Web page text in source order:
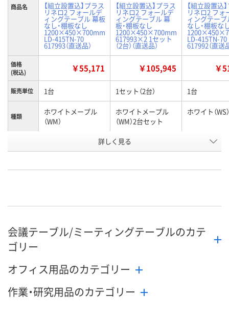
商品名 【組立設置込】プラス
リネロ2 フォールデ
ィングテーブル 幕板
なし・棚板なし
1200×450×700mm
LD-415TN-70
617993（直送品）
【組立設置込】プラス
リネロ2 フォールデ
ィングテーブル 幕
板・棚板なし
1200×450×700mm
617993×2 1セット
（2台）（直送品）
【組立設置込
リネロ2 フォ
ィングテーブ
なし・棚板な
LD-415TN-70
617992（直送
価格
(税込)
￥55,171 ￥105,945 ￥
販売単位 1台 1セット（2台） 1台
種類
ホワイトメープル
（WM）
ホワイトメープル
（WM）2台セット
ホワイト（WS）
U932033 J923916
カゴへ カゴへ カ
詳しく見る
会議テーブル/ミーティングテーブルのカテ
ゴリー
オフィス用品のカテゴリー
作業・研究用品のカテゴリー